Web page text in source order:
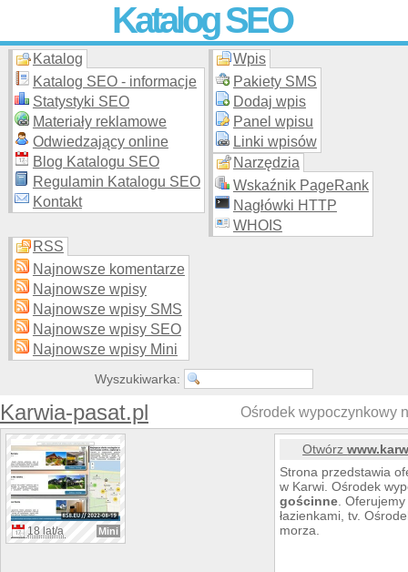
Katalog SEO
Skuteczna i promocja stron WWW –
moderowanego katalogu za darmo!
Katalog
Katalog SEO - informacje
Statystyki SEO
Materiały reklamowe
Odwiedzający online
Blog Katalogu SEO
Regulamin Katalogu SEO
Kontakt
Wpis
Pakiety SMS
Dodaj wpis
Panel wpisu
Linki wpisów
Narzędzia
Wskaźnik PageRank
Nagłówki HTTP
WHOIS
RSS
Najnowsze komentarze
Najnowsze wpisy
Najnowsze wpisy SMS
Najnowsze wpisy SEO
Najnowsze wpisy Mini
Wyszukiwarka:
Karwia-pasat.pl Ośrodek wypoczynkowy
18 lat/a Mini
Otwórz
Strona przedstawia
w Karwi. Ośrodek
gościnne .
łazienkami, tv.
morza.